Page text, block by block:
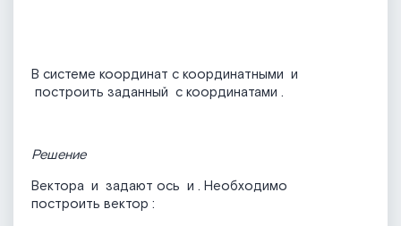
В системе координат с координатными и
построить заданный с координатами .
Решение
Вектора и задают ось и . Необходимо
построить вектор :